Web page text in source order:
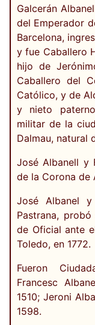
Galcerán
del Emperador
Barcelona,
y fue Caballero
hijo de
Caballero del
Católico, y de
y nieto
militar de la
Dalmau, natural
José Albanell y
de la Corona de
José Albanel
Pastrana,
de Oficial ante
Toledo, en 1772.
Fueron
Francesc
1510; Jeroni
1598.